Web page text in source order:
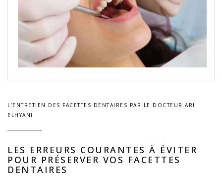
L’ENTRETIEN DES FACETTES DENTAIRES PAR LE DOCTEUR ARI
ELHYANI
LES ERREURS COURANTES À ÉVITER
POUR PRÉSERVER VOS FACETTES
DENTAIRES